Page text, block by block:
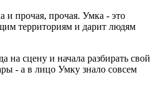
и прочая, прочая. Умка - это
территориям и дарит людям
на сцену и начала разбирать свой
- а в лицо Умку знало совсем